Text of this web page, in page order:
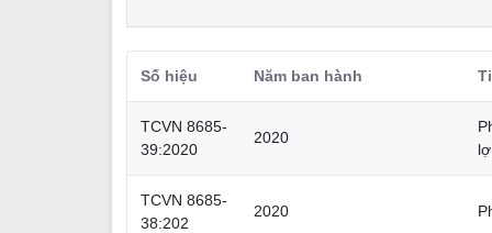
Số hiệu Năm ban hành
TCVN 8685-
39:2020
2020
lợ
TCVN 8685-
38:202
2020